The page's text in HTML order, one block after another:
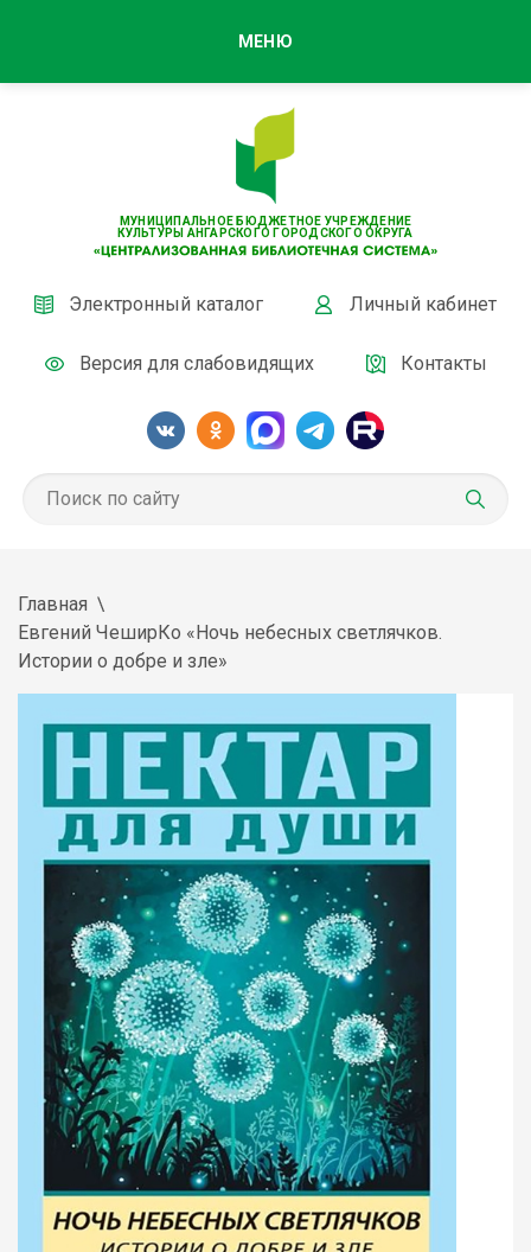
МУНИЦИПАЛЬНОЕ БЮДЖЕТНОЕ УЧРЕЖДЕНИЕ
КУЛЬТУРЫ АНГАРСКОГО ГОРОДСКОГО ОКРУГА
Электронный каталог Личный кабинет
Версия для слабовидящих Контакты
МЕНЮ
Главная
Евгений ЧеширКо «Ночь небесных светлячков.
Истории о добре и зле»